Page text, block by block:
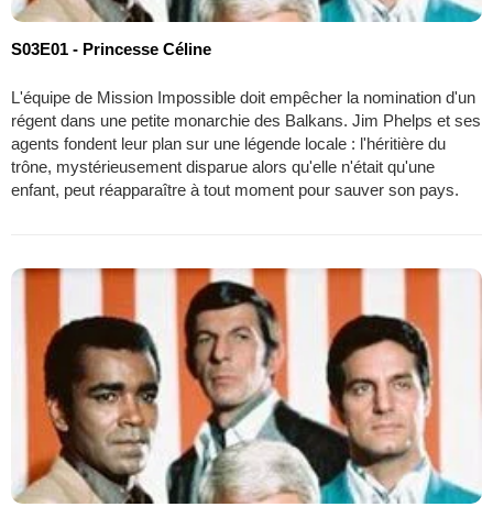
S03E01 - Princesse Céline
L'équipe de Mission Impossible doit empêcher la nomination d'un
régent dans une petite monarchie des Balkans. Jim Phelps et ses
agents fondent leur plan sur une légende locale : l'héritière du
trône, mystérieusement disparue alors qu'elle n'était qu'une
enfant, peut réapparaître à tout moment pour sauver son pays.